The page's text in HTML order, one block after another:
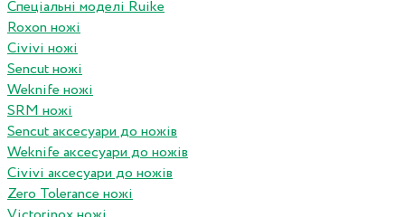
Спеціальні моделі Ruike
Roxon ножi
Civivi ножі
Sencut ножі
Weknife ножі
SRM ножі
Sencut аксесуари до ножів
Weknife аксесуари до ножів
Civivi аксесуари до ножів
Zero Tolerance ножі